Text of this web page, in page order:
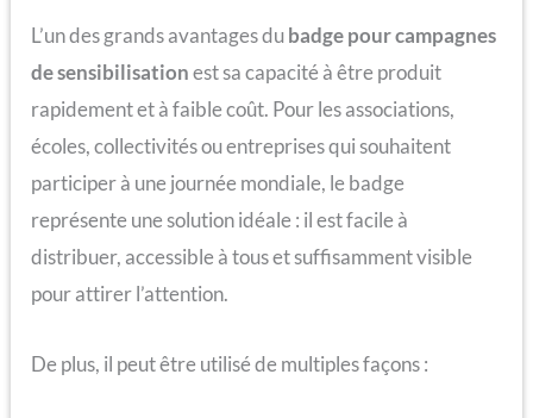
L’un des grands avantages dubadge pour campagnes
de sensibilisationest sa capacité à être produit
rapidement et à faible coût. Pour les associations,
écoles, collectivités ou entreprises qui souhaitent
participer à une journée mondiale, le badge
représente une solution idéale : il est facile à
distribuer, accessible à tous et suffisamment visible
pour attirer l’attention.
De plus, il peut être utilisé de multiples façons :